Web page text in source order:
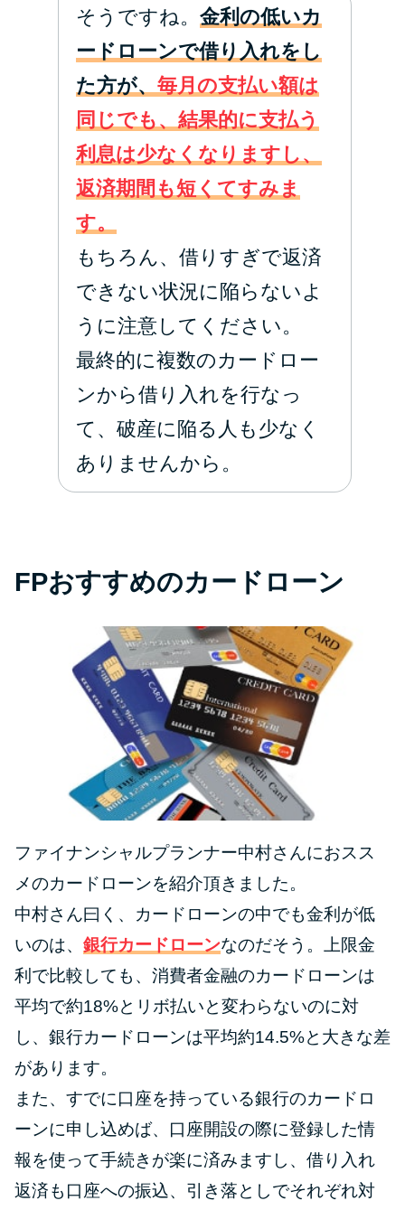
そうですね。 金利の低いカ
ードローンで借り入れをし
た方が、 毎月の支払い額は
同じでも、結果的に支払う
利息は少なくなりますし、
返済期間も短くてすみま
す。
もちろん、借りすぎで返済
できない状況に陥らないよ
うに注意してください。
最終的に複数のカードロー
ンから借り入れを行なっ
て、破産に陥る人も少なく
ありませんから。
FPおすすめのカードローン
ファイナンシャルプランナー中村さんにおスス
メのカードローンを紹介頂きました。
中村さん曰く、カードローンの中でも金利が低
いのは、 銀行カードローンなのだそう。上限金
利で比較しても、消費者金融のカードローンは
平均で約18%とリボ払いと変わらないのに対
し、銀行カードローンは平均約14.5%と大きな差
があります。
また、すでに口座を持っている銀行のカードロ
ーンに申し込めば、口座開設の際に登録した情
報を使って手続きが楽に済みますし、借り入れ
返済も口座への振込、引き落としでそれぞれ対